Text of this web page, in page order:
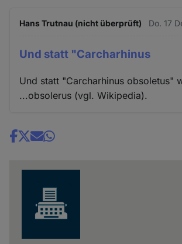
Hans Trutnau (nicht überprüft) Do. 17
Und statt "Carcharhinus
Und statt "Carcharhinus obsoletus"
...obsolerus (vgl. Wikipedia).
Share